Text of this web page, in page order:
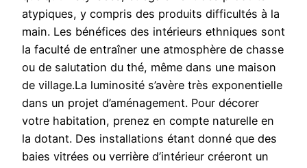
atypiques, y compris des produits difficultés à la
main. Les bénéfices des intérieurs ethniques sont
la faculté de entraîner une atmosphère de chasse
ou de salutation du thé, même dans une maison
de village.La luminosité s’avère très exponentielle
dans un projet d’aménagement. Pour décorer
votre habitation, prenez en compte naturelle en
la dotant. Des installations étant donné que des
baies vitrées ou verrière d’intérieur créeront un